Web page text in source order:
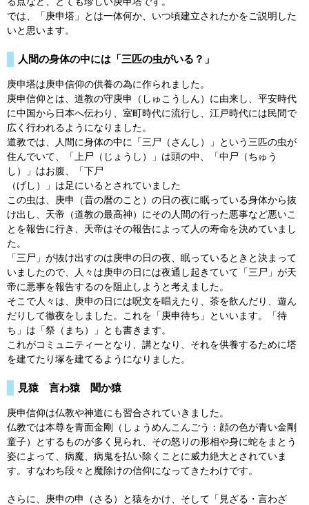
では、「庚申塔」とは一体何か、いつ頃建立されたかをご説明した
いと思います。
人間の身体の中には「三匹の虫がいる？」
庚申塔は庚申信仰の供養の為に作られました。
庚申信仰とは、道教の守庚申（しゅこうしん）に由来し、平安時代
に中国から日本へ伝わり、室町時代に流行し、江戸時代には民間で
広く行われるようになりました。
道教では、人間に身体の中に「三尸（さんし）」という三匹の虫が
住んでいて、「上尸（じょうし）」は頭の中、「中尸（ちゅう
し）」はお腹、「下尸
（げし）」は足にいるとされていました
この虫は、庚申（昔の暦のこと）の日の夜に眠っている身体から抜
け出し、天帝（道教の最高神）にその人間の行った悪事など悪いこ
とを報告に行き、天帝はその報告によって人の寿命を決めていまし
た。
「三尸」が抜け出すのは庚申の日の夜、眠っているときと決まって
いましたので、人々は庚申の日には夜通し起きていて「三尸」が天
帝に悪事を報告するのを阻止しようと考えました。
そこで人々は、庚申の日には呪文を唱えたり、茶を飲んだり、遊ん
だりして徹夜をしました。これを「庚申待ち」といいます。「待
ち」は「祭（まち）」とも書きます。
これがコミュニティーとなり、講となり、それを供養するために塔
を建てたり塚を建てるようになりました。
見猿 言わ猿 聞か猿
庚申信仰は仏教や神道にも習合されていきました。
仏教では本尊を青面金剛（しょうめんこんごう：顔の色が青い金剛
童子）とするものが多く見られ、その怒りの形相や身に蛇をまとう
姿によって、病魔、病鬼を払い除くことに威力絶大とされていま
す。すなわち段々と魔除けの信仰になってきたわけです。
さらに、庚申の申（さる）と猿をかけ、そして「見ざる・言わざ